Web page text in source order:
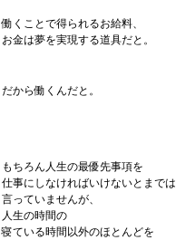
働くことで得られるお給料、
お金は夢を実現する道具だと。
だから働くんだと。
もちろん人生の最優先事項を
仕事にしなければいけないとまでは
言っていませんが、
人生の時間の
寝ている時間以外のほとんどを